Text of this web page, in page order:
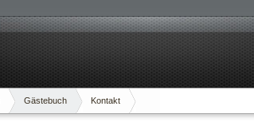
Gästebuch Kontakt